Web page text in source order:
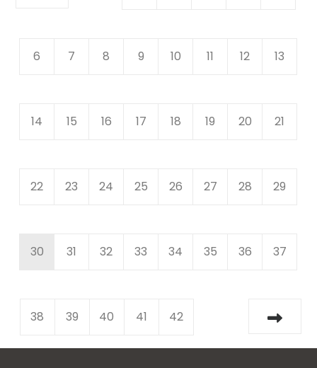
6 7 8 9 10 11 12 13
14 15 16 17 18 19 20 21
22 23 24 25 26 27 28 29
30 31 32 33 34 35 36 37
38 39 40 41 42